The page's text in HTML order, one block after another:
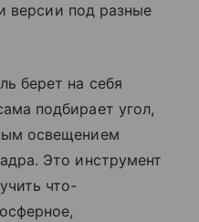
версии под разные
берет на себя
подбирает угол,
освещением
Это инструмент
что-